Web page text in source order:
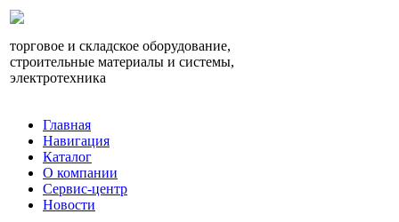
торговое и складское оборудование,
строительные материалы и системы,
электротехника
Главная
Навигация
Каталог
О компании
Сервис-центр
Новости